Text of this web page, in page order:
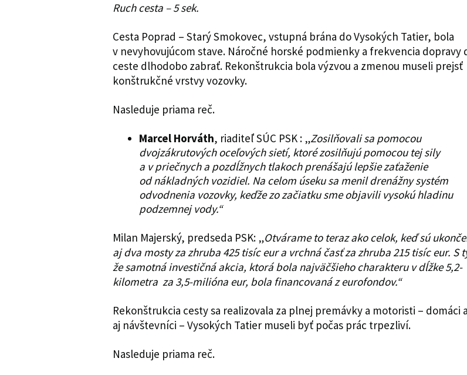
Ruch cesta – 5 sek.
Cesta Poprad – Starý Smokovec, vstupná brána do Vysokých Tatier, bola
v nevyhovujúcom stave. Náročné horské podmienky a frekvencia dopravy
ceste dlhodobo zabrať. Rekonštrukcia bola výzvou a zmenou museli prejsť
konštrukčné vrstvy vozovky.
Nasleduje priama reč.
Marcel Horváth, riaditeľ SÚC PSK : „Zosilňovali sa pomocou
dvojzákrutových oceľových sietí, ktoré zosilňujú pomocou tej sily
a v priečnych a pozdĺžnych tlakoch prenášajú lepšie zaťaženie
od nákladných vozidiel. Na celom úseku sa menil drenážny systém
odvodnenia vozovky, keďže zo začiatku sme objavili vysokú hladinu
podzemnej vody.“
Milan Majerský, predseda PSK: „Otvárame to teraz ako celok, keď sú
aj dva mosty za zhruba 425 tisíc eur a vrchná časť za zhruba 215 tisíc eur. S
že samotná investičná akcia, ktorá bola najväčšieho charakteru v dĺžke 5,2-
kilometra za 3,5-milióna eur, bola financovaná z eurofondov.“
Rekonštrukcia cesty sa realizovala za plnej premávky a motoristi – domáci
aj návštevníci – Vysokých Tatier museli byť počas prác trpezliví.
Nasleduje priama reč.